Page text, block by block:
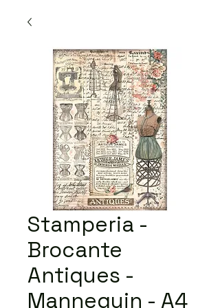
Stamperia -
Brocante
Antiques -
Mannequin - A4